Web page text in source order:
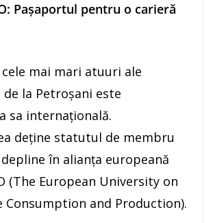
Pașaportul pentru o carieră
mai mari atuuri ale
la Petroșani este
sa internațională.
deține statutul de membru
în alianța europeană
(The European University on
Consumption and Production).